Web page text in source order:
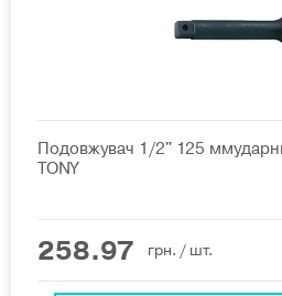
Подовжувач 1/2" 125
TONY
258.97 грн. / шт.